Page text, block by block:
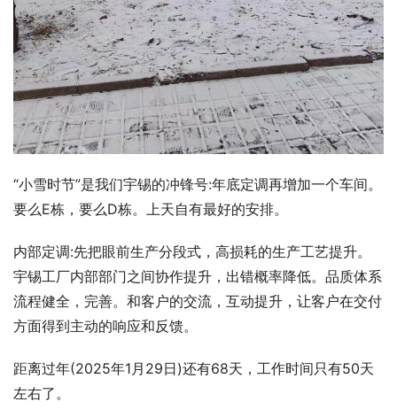
“小雪时节”是我们宇锡的冲锋号:年底定调再增加一个车间。
要么E栋，要么D栋。上天自有最好的安排。
内部定调:先把眼前生产分段式，高损耗的生产工艺提升。
宇锡工厂内部部门之间协作提升，出错概率降低。品质体系
流程健全，完善。和客户的交流，互动提升，让客户在交付
方面得到主动的响应和反馈。
距离过年(2025年1月29日)还有‌68天‌，工作时间只有50天
左右了。